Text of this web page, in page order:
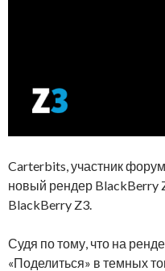
Carterbits, участник
новый рендер BlackBerry
BlackBerry Z3.
Судя по тому, что на
«Поделиться» в темных